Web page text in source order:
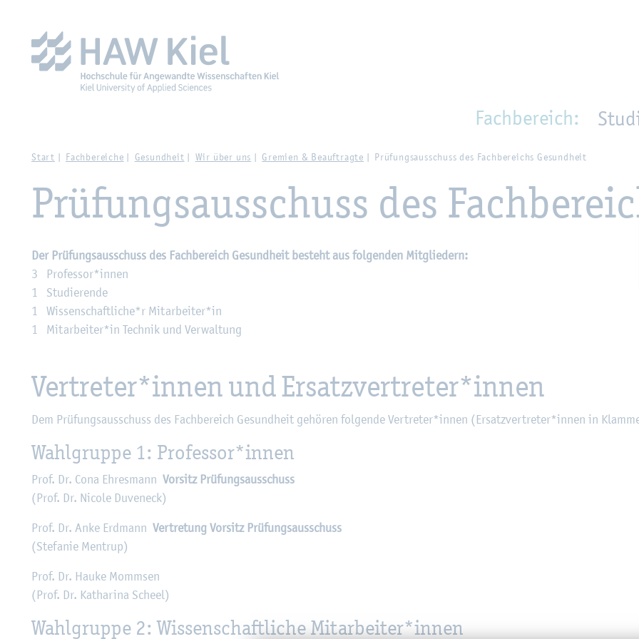
Fach­be­reich:
Start Fach­be­rei­che Ge­sund­heit Wir über uns Gre­mi­en & Be­auf­trag­te Prü­fungs­aus­schuss des Fach­be­reichs Ge­sund­heit
Prü­fungs­aus­schuss des
Der Prü­fungs­aus­schuss des Fach­be­reich Ge­sund­heit be­steht aus fol­gen­den Mit­glie­dern:
3 Pro­fes­sor*innen
1 Stu­die­ren­de
1 Wis­sen­schaft­li­che*r Mit­ar­bei­ter*in
1 Mit­ar­bei­ter*in Tech­nik und Ver­wal­tung
Ver­tre­ter*innen und Er­satz­ver­tre­ter*innen
Dem Prü­fungs­aus­schuss des Fach­be­reich Ge­sund­heit ge­hö­ren fol­gen­de Ver­tre­ter*innen (Er­satz­ver­tre­ter*innen in
Wahl­grup­pe 1: Pro­fes­sor*innen
Prof. Dr. Cona Eh­re­s­mann Vor­sitz Prü­fungs­aus­schuss
(Prof. Dr. Ni­co­le Du­veneck)
Prof. Dr. Anke Erd­mann Ver­tre­tung Vor­sitz Prü­fungs­aus­schuss
(Ste­fa­nie Men­trup)
Prof. Dr. Hauke Momm­sen
(Prof. Dr. Ka­tha­ri­na Scheel)
Wahl­grup­pe 2: Wis­sen­schaft­li­che Mit­ar­bei­ter*innen